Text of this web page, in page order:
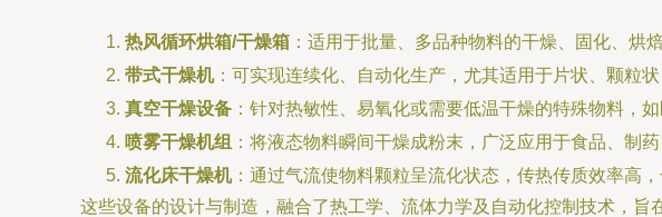
热风循环烘箱/干燥箱 ：适用于批量、多品种物料的干燥、固化、烘
带式干燥机：可实现连续化、自动化生产，尤其适用于片状、颗粒
真空干燥设备 ：针对热敏性、易氧化或需要低温干燥的特殊物料，
喷雾干燥机组 ：将液态物料瞬间干燥成粉末，广泛应用于食品、制
流化床干燥机：通过气流使物料颗粒呈流化状态，传热传质效率高
这些设备的设计与制造，融合了热工学、流体力学及自动化控制技术，旨